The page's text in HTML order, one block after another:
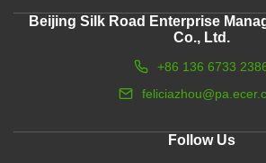
Beijing Silk Road Enterprise
Co., Ltd.
+86 136 6733
Follow Us